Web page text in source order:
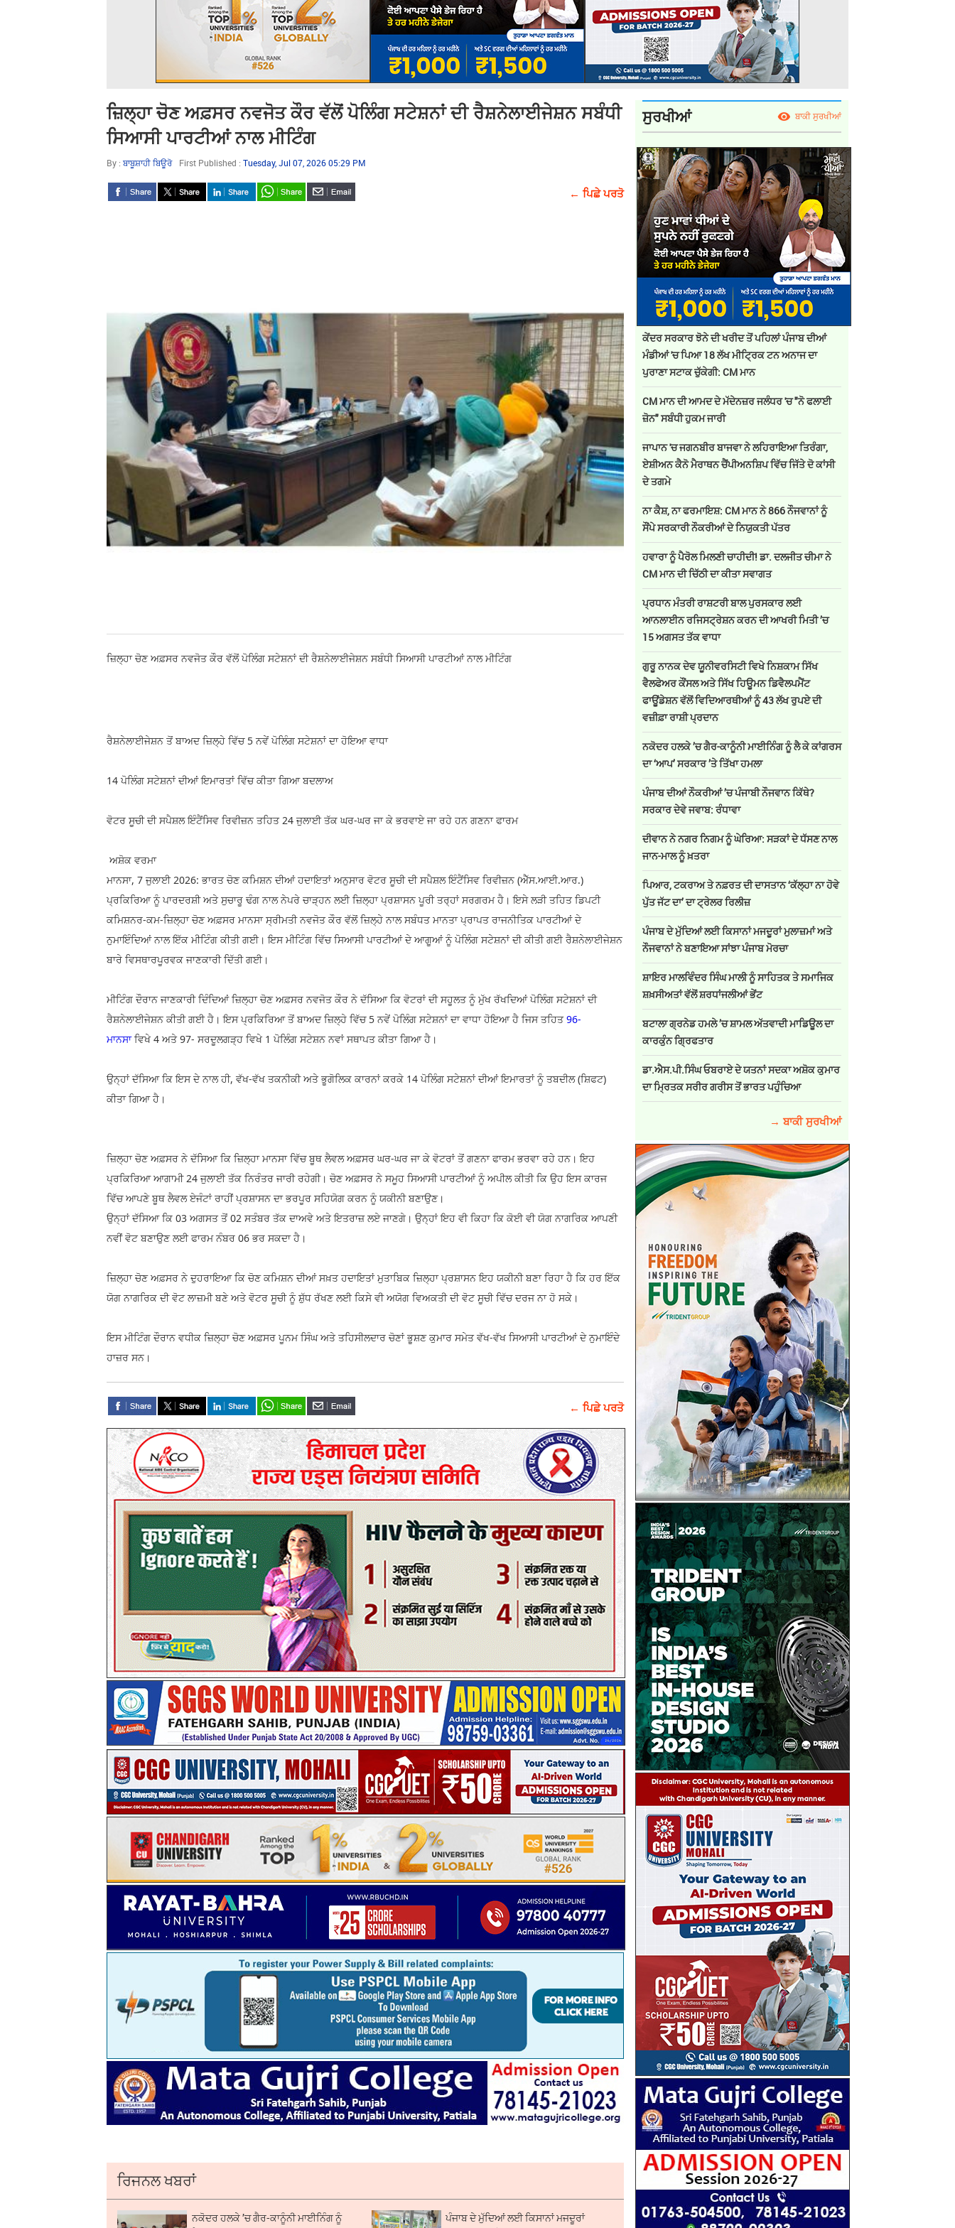
ਜ਼ਿਲ੍ਹਾ ਚੋਣ ਅਫ਼ਸਰ ਨਵਜੋਤ ਕੌਰ ਵੱਲੋਂ ਪੋਲਿੰਗ ਸਟੇਸ਼ਨਾਂ ਦੀ ਰੈਸ਼ਨੇਲਾਈਜੇਸ਼ਨ ਸਬੰਧੀ
ਸਿਆਸੀ ਪਾਰਟੀਆਂ ਨਾਲ ਮੀਟਿੰਗ
By : ਬਾਬੂਸ਼ਾਹੀ ਬਿਊਰੋ First Published : Tuesday, Jul 07, 2026 05:29 PM
← ਪਿਛੇ ਪਰਤੋ
ਜ਼ਿਲ੍ਹਾ ਚੋਣ ਅਫ਼ਸਰ ਨਵਜੋਤ ਕੌਰ ਵੱਲੋਂ ਪੋਲਿੰਗ ਸਟੇਸ਼ਨਾਂ ਦੀ ਰੈਸ਼ਨੇਲਾਈਜੇਸ਼ਨ ਸਬੰਧੀ ਸਿਆਸੀ ਪਾਰਟੀਆਂ ਨਾਲ ਮੀਟਿੰਗ
ਰੈਸ਼ਨੇਲਾਈਜੇਸ਼ਨ ਤੋਂ ਬਾਅਦ ਜ਼ਿਲ੍ਹੇ ਵਿੱਚ 5 ਨਵੇਂ ਪੋਲਿੰਗ ਸਟੇਸ਼ਨਾਂ ਦਾ ਹੋਇਆ ਵਾਧਾ
14 ਪੋਲਿੰਗ ਸਟੇਸ਼ਨਾਂ ਦੀਆਂ ਇਮਾਰਤਾਂ ਵਿੱਚ ਕੀਤਾ ਗਿਆ ਬਦਲਾਅ
ਵੋਟਰ ਸੂਚੀ ਦੀ ਸਪੈਸ਼ਲ ਇੰਟੈਂਸਿਵ ਰਿਵੀਜ਼ਨ ਤਹਿਤ 24 ਜੁਲਾਈ ਤੱਕ ਘਰ-ਘਰ ਜਾ ਕੇ ਭਰਵਾਏ ਜਾ ਰਹੇ ਹਨ ਗਣਨਾ ਫਾਰਮ
ਅਸ਼ੋਕ ਵਰਮਾ
ਮਾਨਸਾ, 7 ਜੁਲਾਈ 2026: ਭਾਰਤ ਚੋਣ ਕਮਿਸ਼ਨ ਦੀਆਂ ਹਦਾਇਤਾਂ ਅਨੁਸਾਰ ਵੋਟਰ ਸੂਚੀ ਦੀ ਸਪੈਸ਼ਲ ਇੰਟੈਂਸਿਵ ਰਿਵੀਜ਼ਨ (ਐੱਸ.ਆਈ.ਆਰ.)
ਪ੍ਰਕਿਰਿਆ ਨੂੰ ਪਾਰਦਰਸ਼ੀ ਅਤੇ ਸੁਚਾਰੂ ਢੰਗ ਨਾਲ ਨੇਪਰੇ ਚਾੜ੍ਹਨ ਲਈ ਜ਼ਿਲ੍ਹਾ ਪ੍ਰਸ਼ਾਸਨ ਪੂਰੀ ਤਰ੍ਹਾਂ ਸਰਗਰਮ ਹੈ। ਇਸੇ ਲੜੀ ਤਹਿਤ ਡਿਪਟੀ
ਕਮਿਸ਼ਨਰ-ਕਮ-ਜ਼ਿਲ੍ਹਾ ਚੋਣ ਅਫ਼ਸਰ ਮਾਨਸਾ ਸ੍ਰੀਮਤੀ ਨਵਜੋਤ ਕੌਰ ਵੱਲੋਂ ਜ਼ਿਲ੍ਹੇ ਨਾਲ ਸਬੰਧਤ ਮਾਨਤਾ ਪ੍ਰਾਪਤ ਰਾਜਨੀਤਿਕ ਪਾਰਟੀਆਂ ਦੇ
ਨੁਮਾਇੰਦਿਆਂ ਨਾਲ ਇੱਕ ਮੀਟਿੰਗ ਕੀਤੀ ਗਈ। ਇਸ ਮੀਟਿੰਗ ਵਿੱਚ ਸਿਆਸੀ ਪਾਰਟੀਆਂ ਦੇ ਆਗੂਆਂ ਨੂੰ ਪੋਲਿੰਗ ਸਟੇਸ਼ਨਾਂ ਦੀ ਕੀਤੀ ਗਈ ਰੈਸ਼ਨੇਲਾਈਜੇਸ਼ਨ
ਬਾਰੇ ਵਿਸਥਾਰਪੂਰਵਕ ਜਾਣਕਾਰੀ ਦਿੱਤੀ ਗਈ।
ਮੀਟਿੰਗ ਦੌਰਾਨ ਜਾਣਕਾਰੀ ਦਿੰਦਿਆਂ ਜ਼ਿਲ੍ਹਾ ਚੋਣ ਅਫ਼ਸਰ ਨਵਜੋਤ ਕੌਰ ਨੇ ਦੱਸਿਆ ਕਿ ਵੋਟਰਾਂ ਦੀ ਸਹੂਲਤ ਨੂੰ ਮੁੱਖ ਰੱਖਦਿਆਂ ਪੋਲਿੰਗ ਸਟੇਸ਼ਨਾਂ ਦੀ
ਰੈਸ਼ਨੇਲਾਈਜੇਸ਼ਨ ਕੀਤੀ ਗਈ ਹੈ। ਇਸ ਪ੍ਰਕਿਰਿਆ ਤੋਂ ਬਾਅਦ ਜ਼ਿਲ੍ਹੇ ਵਿੱਚ 5 ਨਵੇਂ ਪੋਲਿੰਗ ਸਟੇਸ਼ਨਾਂ ਦਾ ਵਾਧਾ ਹੋਇਆ ਹੈ ਜਿਸ ਤਹਿਤ96-
ਮਾਨਸਾਵਿਖੇ 4 ਅਤੇ 97- ਸਰਦੂਲਗੜ੍ਹ ਵਿਖੇ 1 ਪੋਲਿੰਗ ਸਟੇਸ਼ਨ ਨਵਾਂ ਸਥਾਪਤ ਕੀਤਾ ਗਿਆ ਹੈ।
ਉਨ੍ਹਾਂ ਦੱਸਿਆ ਕਿ ਇਸ ਦੇ ਨਾਲ ਹੀ, ਵੱਖ-ਵੱਖ ਤਕਨੀਕੀ ਅਤੇ ਭੂਗੋਲਿਕ ਕਾਰਨਾਂ ਕਰਕੇ 14 ਪੋਲਿੰਗ ਸਟੇਸ਼ਨਾਂ ਦੀਆਂ ਇਮਾਰਤਾਂ ਨੂੰ ਤਬਦੀਲ (ਸ਼ਿਫਟ)
ਕੀਤਾ ਗਿਆ ਹੈ।
ਜ਼ਿਲ੍ਹਾ ਚੋਣ ਅਫ਼ਸਰ ਨੇ ਦੱਸਿਆ ਕਿ ਜ਼ਿਲ੍ਹਾ ਮਾਨਸਾ ਵਿੱਚ ਬੂਥ ਲੈਵਲ ਅਫ਼ਸਰ ਘਰ-ਘਰ ਜਾ ਕੇ ਵੋਟਰਾਂ ਤੋਂ ਗਣਨਾ ਫਾਰਮ ਭਰਵਾ ਰਹੇ ਹਨ। ਇਹ
ਪ੍ਰਕਿਰਿਆ ਆਗਾਮੀ 24 ਜੁਲਾਈ ਤੱਕ ਨਿਰੰਤਰ ਜਾਰੀ ਰਹੇਗੀ। ਚੋਣ ਅਫ਼ਸਰ ਨੇ ਸਮੂਹ ਸਿਆਸੀ ਪਾਰਟੀਆਂ ਨੂੰ ਅਪੀਲ ਕੀਤੀ ਕਿ ਉਹ ਇਸ ਕਾਰਜ
ਵਿੱਚ ਆਪਣੇ ਬੂਥ ਲੈਵਲ ਏਜੰਟਾਂ ਰਾਹੀਂ ਪ੍ਰਸ਼ਾਸਨ ਦਾ ਭਰਪੂਰ ਸਹਿਯੋਗ ਕਰਨ ਨੂੰ ਯਕੀਨੀ ਬਣਾਉਣ।
ਉਨ੍ਹਾਂ ਦੱਸਿਆ ਕਿ 03 ਅਗਸਤ ਤੋਂ 02 ਸਤੰਬਰ ਤੱਕ ਦਾਅਵੇ ਅਤੇ ਇਤਰਾਜ਼ ਲਏ ਜਾਣਗੇ। ਉਨ੍ਹਾਂ ਇਹ ਵੀ ਕਿਹਾ ਕਿ ਕੋਈ ਵੀ ਯੋਗ ਨਾਗਰਿਕ ਆਪਣੀ
ਨਵੀਂ ਵੋਟ ਬਣਾਉਣ ਲਈ ਫਾਰਮ ਨੰਬਰ 06 ਭਰ ਸਕਦਾ ਹੈ।
ਜ਼ਿਲ੍ਹਾ ਚੋਣ ਅਫ਼ਸਰ ਨੇ ਦੁਹਰਾਇਆ ਕਿ ਚੋਣ ਕਮਿਸ਼ਨ ਦੀਆਂ ਸਖ਼ਤ ਹਦਾਇਤਾਂ ਮੁਤਾਬਿਕ ਜ਼ਿਲ੍ਹਾ ਪ੍ਰਸ਼ਾਸਨ ਇਹ ਯਕੀਨੀ ਬਣਾ ਰਿਹਾ ਹੈ ਕਿ ਹਰ ਇੱਕ
ਯੋਗ ਨਾਗਰਿਕ ਦੀ ਵੋਟ ਲਾਜ਼ਮੀ ਬਣੇ ਅਤੇ ਵੋਟਰ ਸੂਚੀ ਨੂੰ ਸ਼ੁੱਧ ਰੱਖਣ ਲਈ ਕਿਸੇ ਵੀ ਅਯੋਗ ਵਿਅਕਤੀ ਦੀ ਵੋਟ ਸੂਚੀ ਵਿੱਚ ਦਰਜ ਨਾ ਹੋ ਸਕੇ।
ਇਸ ਮੀਟਿੰਗ ਦੌਰਾਨ ਵਧੀਕ ਜ਼ਿਲ੍ਹਾ ਚੋਣ ਅਫ਼ਸਰ ਪੂਨਮ ਸਿੰਘ ਅਤੇ ਤਹਿਸੀਲਦਾਰ ਚੋਣਾਂ ਭੂਸ਼ਣ ਕੁਮਾਰ ਸਮੇਤ ਵੱਖ-ਵੱਖ ਸਿਆਸੀ ਪਾਰਟੀਆਂ ਦੇ ਨੁਮਾਇੰਦੇ
ਹਾਜ਼ਰ ਸਨ।
← ਪਿਛੇ ਪਰਤੋ
ਰਿਜਨਲ ਖਬਰਾਂ
ਨਕੋਦਰ ਹਲਕੇ ’ਚ ਗੈਰ-ਕਾਨੂੰਨੀ ਮਾਈਨਿੰਗ ਨੂੰ
ਪੰਜਾਬ ਦੇ ਮੁੱਦਿਆਂ ਲਈ ਕਿਸਾਨਾਂ ਮਜਦੂਰਾਂ
ਸੁਰਖੀਆਂ ਬਾਕੀ ਸੁਰਖੀਆਂ
ਕੇਂਦਰ ਸਰਕਾਰ ਝੋਨੇ ਦੀ ਖਰੀਦ ਤੋਂ ਪਹਿਲਾਂ ਪੰਜਾਬ ਦੀਆਂ
ਮੰਡੀਆਂ 'ਚ ਪਿਆ 18 ਲੱਖ ਮੀਟ੍ਰਿਕ ਟਨ ਅਨਾਜ ਦਾ
ਪੁਰਾਣਾ ਸਟਾਕ ਚੁੱਕੇਗੀ: CM ਮਾਨ
CM ਮਾਨ ਦੀ ਆਮਦ ਦੇ ਮੱਦੇਨਜ਼ਰ ਜਲੰਧਰ 'ਚ "ਨੋ ਫਲਾਈ
ਜ਼ੋਨ" ਸਬੰਧੀ ਹੁਕਮ ਜਾਰੀ
ਜਾਪਾਨ 'ਚ ਜਗਨਬੀਰ ਬਾਜਵਾ ਨੇ ਲਹਿਰਾਇਆ ਤਿਰੰਗਾ,
ਏਸ਼ੀਅਨ ਕੈਨੋ ਮੈਰਾਥਨ ਚੈਂਪੀਅਨਸ਼ਿਪ ਵਿੱਚ ਜਿੱਤੇ ਦੋ ਕਾਂਸੀ
ਦੇ ਤਗਮੇ
ਨਾ ਕੈਸ਼, ਨਾ ਫਰਮਾਇਸ਼: CM ਮਾਨ ਨੇ 866 ਨੌਜਵਾਨਾਂ ਨੂੰ
ਸੌਂਪੇ ਸਰਕਾਰੀ ਨੌਕਰੀਆਂ ਦੇ ਨਿਯੁਕਤੀ ਪੱਤਰ
ਹਵਾਰਾ ਨੂੰ ਪੈਰੋਲ ਮਿਲਣੀ ਚਾਹੀਦੀ! ਡਾ. ਦਲਜੀਤ ਚੀਮਾ ਨੇ
CM ਮਾਨ ਦੀ ਚਿੱਠੀ ਦਾ ਕੀਤਾ ਸਵਾਗਤ
ਪ੍ਰਧਾਨ ਮੰਤਰੀ ਰਾਸ਼ਟਰੀ ਬਾਲ ਪੁਰਸਕਾਰ ਲਈ
ਆਨਲਾਈਨ ਰਜਿਸਟ੍ਰੇਸ਼ਨ ਕਰਨ ਦੀ ਆਖਰੀ ਮਿਤੀ ’ਚ
15 ਅਗਸਤ ਤੱਕ ਵਾਧਾ
ਗੁਰੂ ਨਾਨਕ ਦੇਵ ਯੂਨੀਵਰਸਿਟੀ ਵਿਖੇ ਨਿਸ਼ਕਾਮ ਸਿੱਖ
ਵੈਲਫੇਅਰ ਕੌਂਸਲ ਅਤੇ ਸਿੱਖ ਹਿਊਮਨ ਡਿਵੈਲਪਮੈਂਟ
ਫਾਊਂਡੇਸ਼ਨ ਵੱਲੋਂ ਵਿਦਿਆਰਥੀਆਂ ਨੂੰ 43 ਲੱਖ ਰੁਪਏ ਦੀ
ਵਜ਼ੀਫ਼ਾ ਰਾਸ਼ੀ ਪ੍ਰਦਾਨ
ਨਕੋਦਰ ਹਲਕੇ ’ਚ ਗੈਰ-ਕਾਨੂੰਨੀ ਮਾਈਨਿੰਗ ਨੂੰ ਲੈ ਕੇ ਕਾਂਗਰਸ
ਦਾ ‘ਆਪ’ ਸਰਕਾਰ ’ਤੇ ਤਿੱਖਾ ਹਮਲਾ
ਪੰਜਾਬ ਦੀਆਂ ਨੌਕਰੀਆਂ ’ਚ ਪੰਜਾਬੀ ਨੌਜਵਾਨ ਕਿੱਥੇ?
ਸਰਕਾਰ ਦੇਵੇ ਜਵਾਬ: ਰੰਧਾਵਾ
ਦੀਵਾਨ ਨੇ ਨਗਰ ਨਿਗਮ ਨੂੰ ਘੇਰਿਆ: ਸੜਕਾਂ ਦੇ ਧੱਸਣ ਨਾਲ
ਜਾਨ-ਮਾਲ ਨੂੰ ਖ਼ਤਰਾ
ਪਿਆਰ, ਟਕਰਾਅ ਤੇ ਨਫ਼ਰਤ ਦੀ ਦਾਸਤਾਨ ‘ਕੱਲ੍ਹਾ ਨਾ ਹੋਵੇ
ਪੁੱਤ ਜੱਟ ਦਾ’ ਦਾ ਟ੍ਰੇਲਰ ਰਿਲੀਜ਼
ਪੰਜਾਬ ਦੇ ਮੁੱਦਿਆਂ ਲਈ ਕਿਸਾਨਾਂ ਮਜਦੂਰਾਂ ਮੁਲਾਜ਼ਮਾਂ ਅਤੇ
ਨੌਜਵਾਨਾਂ ਨੇ ਬਣਾਇਆ ਸਾਂਝਾ ਪੰਜਾਬ ਮੋਰਚਾ
ਸ਼ਾਇਰ ਮਾਲਵਿੰਦਰ ਸਿੰਘ ਮਾਲੀ ਨੂੰ ਸਾਹਿਤਕ ਤੇ ਸਮਾਜਿਕ
ਸ਼ਖ਼ਸੀਅਤਾਂ ਵੱਲੋਂ ਸ਼ਰਧਾਂਜਲੀਆਂ ਭੇਂਟ
ਬਟਾਲਾ ਗ੍ਰਨੇਡ ਹਮਲੇ ’ਚ ਸ਼ਾਮਲ ਅੱਤਵਾਦੀ ਮਾਡਿਊਲ ਦਾ
ਕਾਰਕੁੰਨ ਗ੍ਰਿਫਤਾਰ
ਡਾ.ਐਸ.ਪੀ.ਸਿੰਘ ਓਬਰਾਏ ਦੇ ਯਤਨਾਂ ਸਦਕਾ ਅਸ਼ੋਕ ਕੁਮਾਰ
ਦਾ ਮ੍ਰਿਤਕ ਸਰੀਰ ਗਰੀਸ ਤੋਂ ਭਾਰਤ ਪਹੁੰਚਿਆ
→ ਬਾਕੀ ਸੁਰਖੀਆਂ